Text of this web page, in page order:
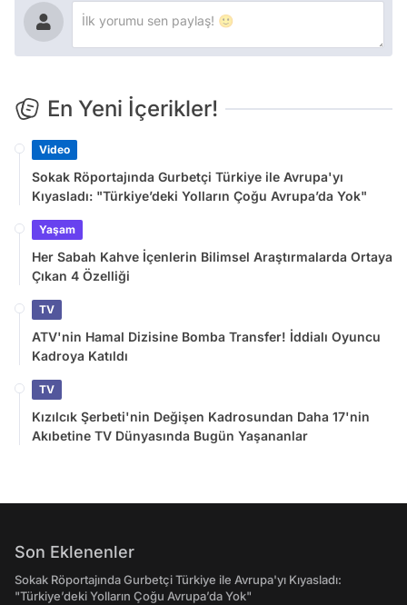
En Yeni İçerikler!
Video
Sokak Röportajında Gurbetçi Türkiye ile Avrupa'yı
Kıyasladı: "Türkiye’deki Yolların Çoğu Avrupa’da Yok"
Yaşam
Her Sabah Kahve İçenlerin Bilimsel Araştırmalarda Ortaya
Çıkan 4 Özelliği
TV
ATV'nin Hamal Dizisine Bomba Transfer! İddialı Oyuncu
Kadroya Katıldı
TV
Kızılcık Şerbeti'nin Değişen Kadrosundan Daha 17'nin
Akıbetine TV Dünyasında Bugün Yaşananlar
Son Eklenenler
Sokak Röportajında Gurbetçi Türkiye ile Avrupa'yı Kıyasladı:
"Türkiye’deki Yolların Çoğu Avrupa’da Yok"